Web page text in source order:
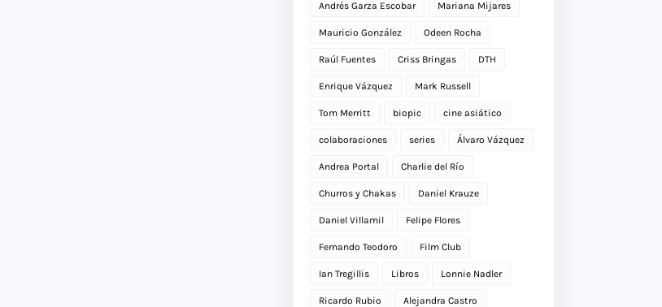
Andrés Garza Escobar Mariana Mijares
Mauricio González Odeen Rocha
Raúl Fuentes Criss Bringas DTH
Enrique Vázquez Mark Russell
Tom Merritt biopic cine asiático
colaboraciones series Álvaro Vázquez
Andrea Portal Charlie del Río
Churros y Chakas Daniel Krauze
Daniel Villamil Felipe Flores
Fernando Teodoro Film Club
Ian Tregillis Libros Lonnie Nadler
Ricardo Rubio Alejandra Castro